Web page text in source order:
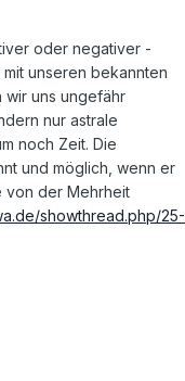
oder negativer -
unseren bekannten
wir uns ungefähr
nur astrale
noch Zeit. Die
und möglich, wenn er
von der Mehrheit
showthread.php/25-